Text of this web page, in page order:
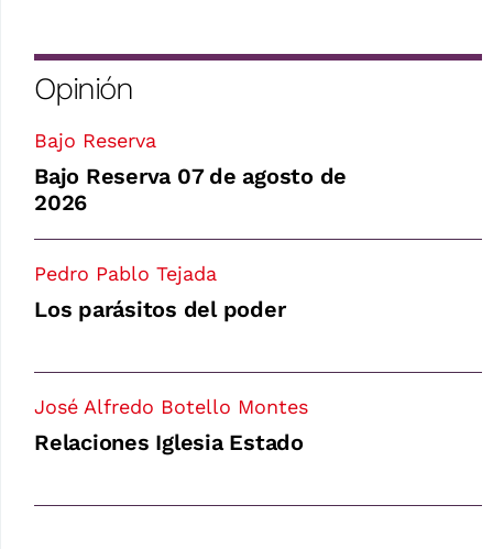
Opinión
Bajo Reserva
Bajo Reserva 07 de agosto de
2026
Pedro Pablo Tejada
Los parásitos del poder
José Alfredo Botello Montes
Relaciones Iglesia Estado